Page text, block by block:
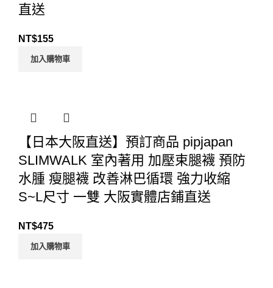
直送
NT$155
加入購物車
【日本大阪直送】預訂商品 pipjapan
SLIMWALK 室內著用 加壓束腿襪 預防
水腫 瘦腿襪 改善淋巴循環 強力收縮
S~L尺寸 一雙 大阪實體店鋪直送
NT$475
加入購物車